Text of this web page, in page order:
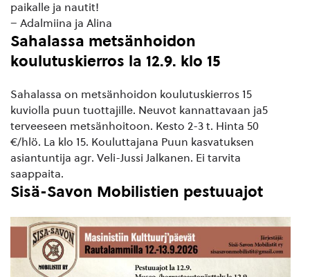
paikalle ja nautit!
– Adalmiina ja Alina
Sahalassa metsänhoidon
koulutuskierros la 12.9. klo 15
Sahalassa on metsänhoidon koulutuskierros 15
kuviolla puun tuottajille. Neuvot kannattavaan ja5
terveeseen metsänhoitoon. Kesto 2-3 t. Hinta 50
€/hlö. La klo 15. Kouluttajana Puun kasvatuksen
asiantuntija agr. Veli-Jussi Jalkanen. Ei tarvita
saappaita.
Sisä-Savon Mobilistien pestuuajot